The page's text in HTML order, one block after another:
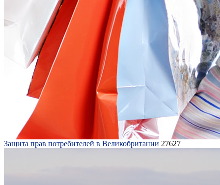
Защита прав потребителей в Великобритании 27627